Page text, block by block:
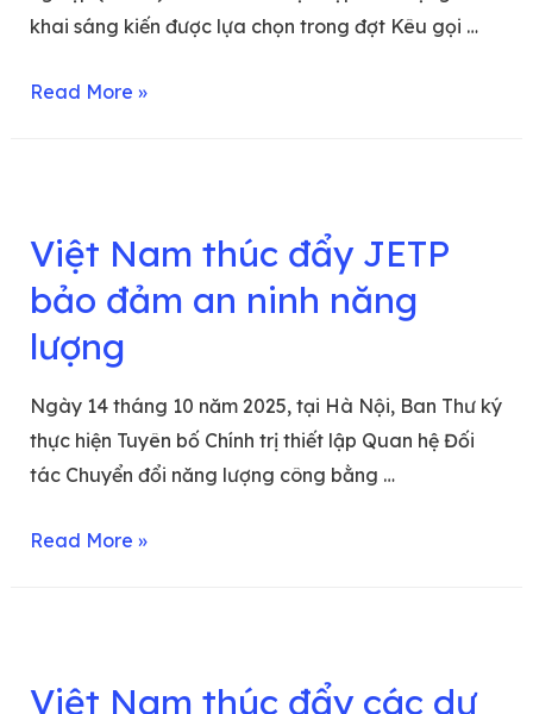
khai sáng kiến được lựa chọn trong đợt Kêu gọi …
Read More »
Việt Nam thúc đẩy JETP
bảo đảm an ninh năng
lượng
Ngày 14 tháng 10 năm 2025, tại Hà Nội, Ban Thư ký
thực hiện Tuyên bố Chính trị thiết lập Quan hệ Đối
tác Chuyển đổi năng lượng công bằng …
Read More »
Việt Nam thúc đẩy các dự